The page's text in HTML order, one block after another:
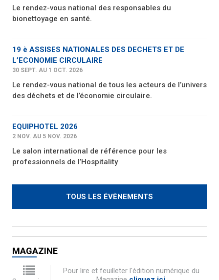
Le rendez-vous national des responsables du
bionettoyage en santé.
19 è ASSISES NATIONALES DES DECHETS ET DE
L’ECONOMIE CIRCULAIRE
30 SEPT. AU 1 OCT. 2026
Le rendez-vous national de tous les acteurs de l’univers
des déchets et de l’économie circulaire.
EQUIPHOTEL 2026
2 NOV. AU 5 NOV. 2026
Le salon international de référence pour les
professionnels de l’Hospitality
TOUS LES ÉVÈNEMENTS
MAGAZINE
Pour lire et feuilleter l'édition numérique du